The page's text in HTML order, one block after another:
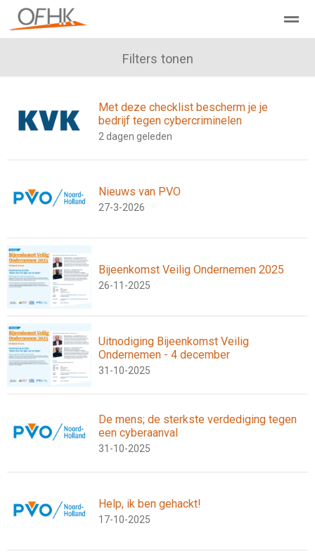
Ondernemers Federatie Hollands Kroon
Home Zoeken Nieuws Agenda
Filters tonen
Met deze checklist bescherm je je
bedrijf tegen cybercriminelen
2 dagen geleden
Nieuws van PVO
27-3-2026
Bijeenkomst Veilig Ondernemen 2025
26-11-2025
Uitnodiging Bijeenkomst Veilig
Ondernemen - 4 december
31-10-2025
De mens; de sterkste verdediging tegen
een cyberaanval
31-10-2025
Help, ik ben gehackt!
17-10-2025